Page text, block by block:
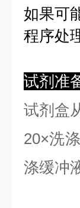
如果可
程序处
试剂准
试剂盒
20×洗
涤缓冲